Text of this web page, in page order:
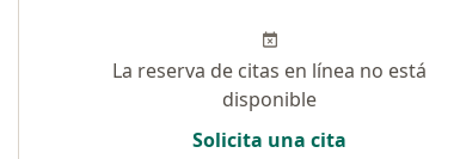
La reserva de citas en línea no está
disponible
Solicita una cita